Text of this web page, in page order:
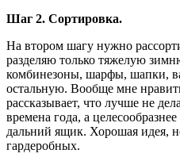
Шаг 2. Сортировка.
На втором шагу нужно
разделяю только тяжелую
комбинезоны, шарфы, шапки,
остальную. Вообще мне
рассказывает, что лучше не
времена года, а
дальний ящик. Хорошая идея,
гардеробных.